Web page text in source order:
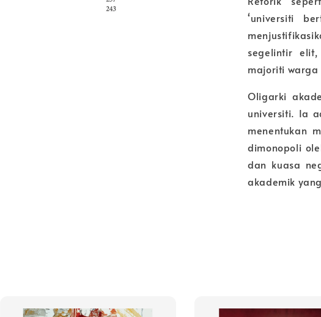
‘universiti
segelintir
majoriti warga
Oligarki
universiti. Ia
menentukan
dimonopoli
dan kuasa
akademik